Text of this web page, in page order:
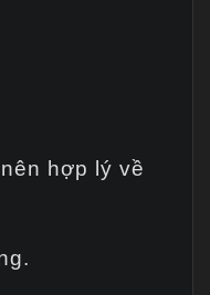
hợp lý về